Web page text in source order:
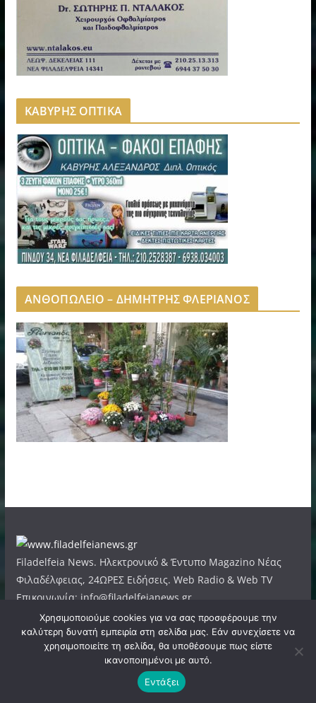
ΚΑΒΥΡΗΣ ΟΠΤΙΚΑ
ΑΝΘΟΠΩΛΕΙΟ – ΔΗΜΗΤΡΗΣ ΦΛΕΡΙΑΝΟΣ
Filadelfeia News. Ηλεκτρονικό & Έντυπο Magazino Νέας
Φιλαδέλφειας, 24ΩΡΕΣ Ειδήσεις. Web Radio & Web TV
Επικοινωνία: info@filadelfeianews.gr.
Επίσημο Μέλος του E-MEDIA (A.M. 14649).
Σχετικά
Χρησιμοποιούμε cookies για να σας προσφέρουμε την
καλύτερη δυνατή εμπειρία στη σελίδα μας. Εάν συνεχίσετε να
χρησιμοποιείτε τη σελίδα, θα υποθέσουμε πως είστε
ικανοποιημένοι με αυτό.
Εντάξει